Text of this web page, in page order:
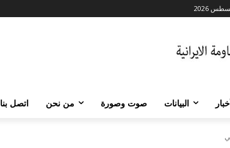
البيانات صوت وصورة من نحن اتصل بنا